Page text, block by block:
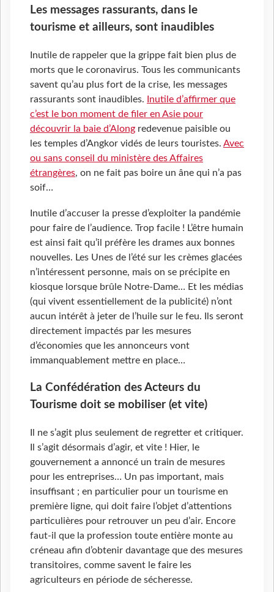
Les messages rassurants, dans le
tourisme et ailleurs, sont inaudibles
Inutile de rappeler que la grippe fait bien plus de
morts que le coronavirus. Tous les communicants
savent qu’au plus fort de la crise, les messages
rassurants sont inaudibles.
Inutile d’affirmer que
c’est le bon moment de filer en Asie pour
découvrir la baie d’Along redevenue paisible ou
les temples d’Angkor vidés de leurs touristes. Avec
ou sans conseil du ministère des Affaires
étrangères, on ne fait pas boire un âne qui n’a pas
soif…
Inutile d’accuser la presse d’exploiter la pandémie
pour faire de l’audience. Trop facile ! L’être humain
est ainsi fait qu’il préfère les drames aux bonnes
nouvelles. Les Unes de l’été sur les crèmes glacées
n’intéressent personne, mais on se précipite en
kiosque lorsque brûle Notre-Dame… Et les médias
(qui vivent essentiellement de la publicité) n’ont
aucun intérêt à jeter de l’huile sur le feu. Ils seront
directement impactés par les mesures
d’économies que les annonceurs vont
immanquablement mettre en place…
La Confédération des Acteurs du
Tourisme doit se mobiliser (et vite)
Il ne s’agit plus seulement de regretter et critiquer.
Il s’agit désormais d’agir, et vite ! Hier, le
gouvernement a annoncé un train de mesures
pour les entreprises… Un pas important, mais
insuffisant ; en particulier pour un tourisme en
première ligne, qui doit faire l’objet d’attentions
particulières pour retrouver un peu d’air. Encore
faut-il que la profession toute entière monte au
créneau afin d’obtenir davantage que des mesures
transitoires, comme savent le faire les
agriculteurs en période de sécheresse.